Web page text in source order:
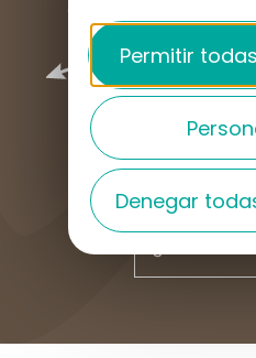
¿CÓMO
Permitir
Denegar